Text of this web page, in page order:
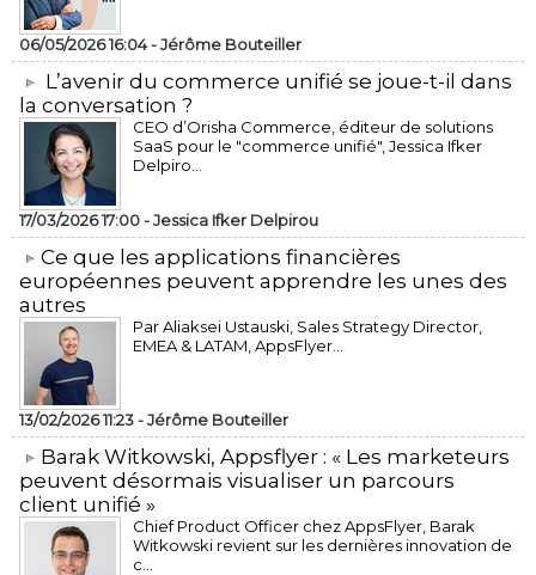
06/05/2026 16:04 -Jérôme Bouteiller
L’avenir du commerce unifié se joue-t-il dans
la conversation ?
CEO d’Orisha Commerce, éditeur de solutions
SaaS pour le "commerce unifié", Jessica Ifker
Delpiro...
17/03/2026 17:00 -Jessica Ifker Delpirou
​Ce que les applications financières
européennes peuvent apprendre les unes des
autres
Par Aliaksei Ustauski, Sales Strategy Director,
EMEA & LATAM, AppsFlyer...
13/02/2026 11:23 -Jérôme Bouteiller
​Barak Witkowski, Appsflyer : « Les marketeurs
peuvent désormais visualiser un parcours
client unifié »
Chief Product Officer chez AppsFlyer, ​Barak
Witkowski revient sur les dernières innovation de
c...